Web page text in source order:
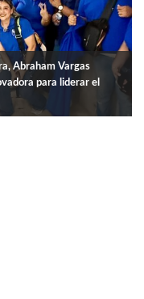
Abraham Vargas
para liderar el